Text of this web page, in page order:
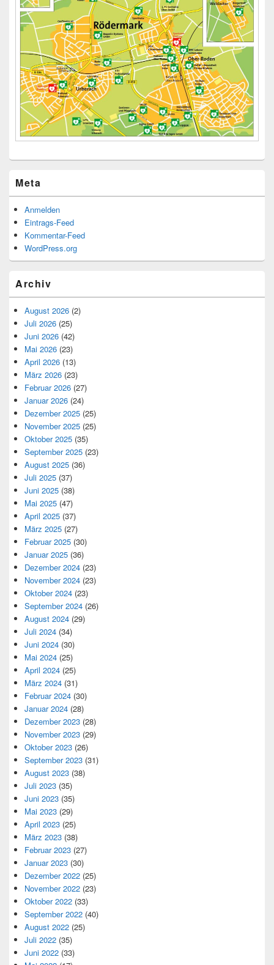
Meta
Anmelden
Eintrags-Feed
Kommentar-Feed
WordPress.org
Archiv
August 2026 (2)
Juli 2026 (25)
Juni 2026 (42)
Mai 2026 (23)
April 2026 (13)
März 2026 (23)
Februar 2026 (27)
Januar 2026 (24)
Dezember 2025 (25)
November 2025 (25)
Oktober 2025 (35)
September 2025 (23)
August 2025 (36)
Juli 2025 (37)
Juni 2025 (38)
Mai 2025 (47)
April 2025 (37)
März 2025 (27)
Februar 2025 (30)
Januar 2025 (36)
Dezember 2024 (23)
November 2024 (23)
Oktober 2024 (23)
September 2024 (26)
August 2024 (29)
Juli 2024 (34)
Juni 2024 (30)
Mai 2024 (25)
April 2024 (25)
März 2024 (31)
Februar 2024 (30)
Januar 2024 (28)
Dezember 2023 (28)
November 2023 (29)
Oktober 2023 (26)
September 2023 (31)
August 2023 (38)
Juli 2023 (35)
Juni 2023 (35)
Mai 2023 (29)
April 2023 (25)
März 2023 (38)
Februar 2023 (27)
Januar 2023 (30)
Dezember 2022 (25)
November 2022 (23)
Oktober 2022 (33)
September 2022 (40)
August 2022 (25)
Juli 2022 (35)
Juni 2022 (33)